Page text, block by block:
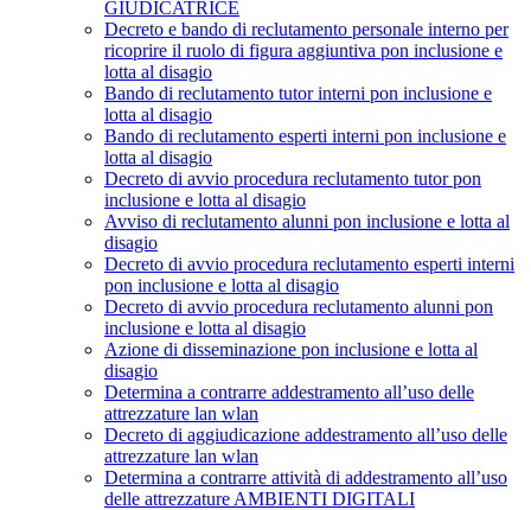
GIUDICATRICE
Decreto e bando di reclutamento personale interno per
ricoprire il ruolo di figura aggiuntiva pon inclusione e
lotta al disagio
Bando di reclutamento tutor interni pon inclusione e
lotta al disagio
Bando di reclutamento esperti interni pon inclusione e
lotta al disagio
Decreto di avvio procedura reclutamento tutor pon
inclusione e lotta al disagio
Avviso di reclutamento alunni pon inclusione e lotta al
disagio
Decreto di avvio procedura reclutamento esperti interni
pon inclusione e lotta al disagio
Decreto di avvio procedura reclutamento alunni pon
inclusione e lotta al disagio
Azione di disseminazione pon inclusione e lotta al
disagio
Determina a contrarre addestramento all’uso delle
attrezzature lan wlan
Decreto di aggiudicazione addestramento all’uso delle
attrezzature lan wlan
Determina a contrarre attività di addestramento all’uso
delle attrezzature AMBIENTI DIGITALI